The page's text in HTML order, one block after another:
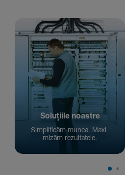
Solu­țiile noastre
Simpli­ficăm munca. Maxi­
mizăm rezul­ta­tele.